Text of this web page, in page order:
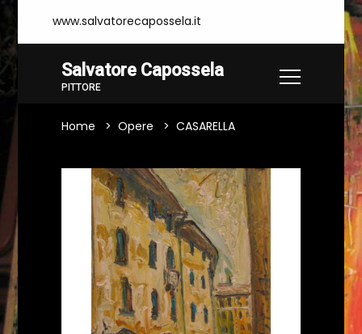
www.salvatorecapossela.it
Salvatore Capossela
PITTORE
Home Opere CASARELLA